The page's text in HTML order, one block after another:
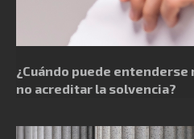
¿Cuándo puede
no acreditar la solvencia?